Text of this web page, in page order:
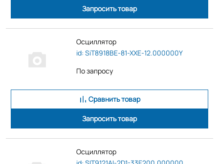
Запросить товар
Осциллятор
id: SiT8918BE-81-XXE-12.000000Y
По запросу
Сравнить товар
Запросить товар
Осциллятор